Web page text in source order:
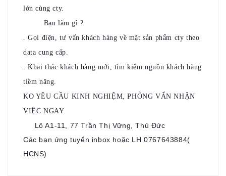
lớn cùng cty.
Bạn làm gì ?
. Gọi điện, tư vấn khách hàng về mặt sản phẩm cty theo
data cung cấp.
. Khai thác khách hàng mới, tìm kiếm nguồn khách hàng
tiềm năng.
KO YÊU CẦU KINH NGHIỆM, PHỎNG VẤN NHẬN
VIỆC NGAY
Lô A1-11, 77 Trần Thị Vững, Thủ Đức
Các bạn ứng tuyển inbox hoặc LH 0767643884(
HCNS)